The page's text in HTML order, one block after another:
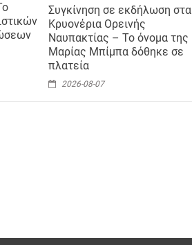
Συγκίνηση σε εκδήλωση στα
Κρυονέρια Ορεινής
Ναυπακτίας – Το όνομα της
Μαρίας Μπίμπα δόθηκε σε
πλατεία
2026-08-07